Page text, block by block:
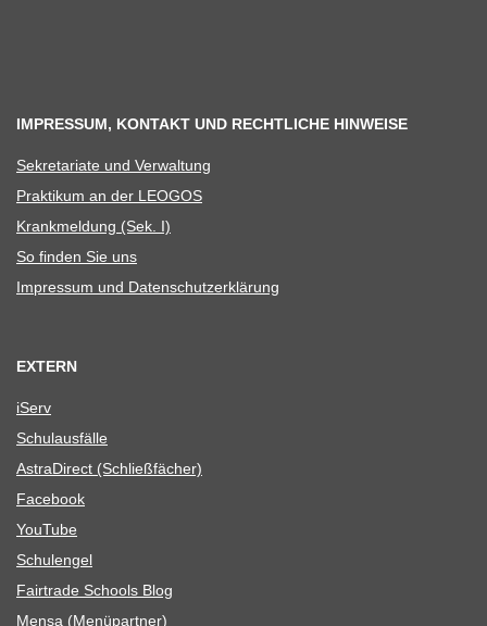
IMPRESSUM, KONTAKT UND RECHTLICHE HINWEISE
Sekre­ta­riate und Verwaltung
Prak­ti­kum an der LEOGOS
Krank­mel­dung (Sek. I)
So fin­den Sie uns
Impres­sum und Datenschutzerklärung
EXTERN
iServ
Schul­aus­fälle
Astra­Di­rect (Schließ­fä­cher)
Face­book
You­Tube
Schul­en­gel
Fair­trade Schools Blog
Mensa (Menü­part­ner)